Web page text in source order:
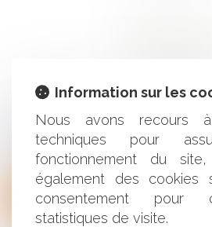
La page demandée
d'adresse.
Veuillez utiliser le menu ou le
Retour à l'accueil
Information sur les
Nous avons recours
techniques pour
fonctionnement du
également des cookies
consentement pour
statistiques de visite.